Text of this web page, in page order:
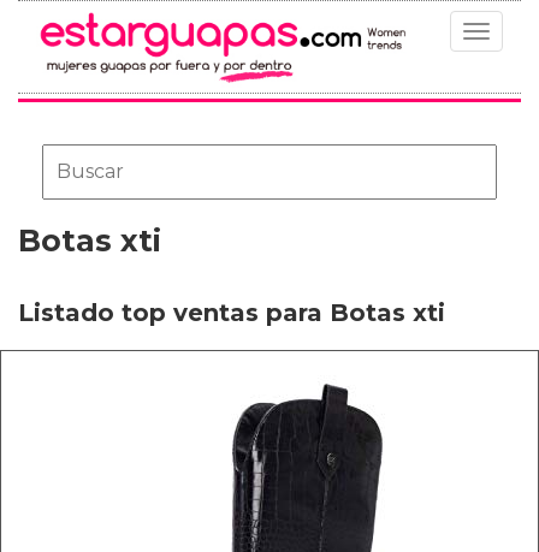
Toggle
Botas xti
Listado top ventas para Botas xti